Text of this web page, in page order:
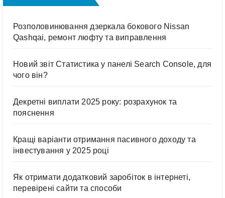
Розполовинювання дзеркала бокового Nissan
Qashqai, ремонт люфту та виправлення
Новий звіт Статистика у панелі Search Console, для
чого він?
Декретні виплати 2025 року: розрахунок та
пояснення
Кращі варіанти отримання пасивного доходу та
інвестування у 2025 році
Як отримати додатковий заробіток в інтернеті,
перевірені сайти та способи